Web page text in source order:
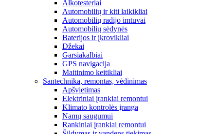
Alkotesteriai
Automobilių ir kiti laikikliai
Automobilių radijo imtuvai
Automobilių sėdynės
Baterijos ir įkrovikliai
Džekai
Garsiakalbiai
GPS navigacija
Maitinimo keitikliai
Santechnika, remontas, vėdinimas
Apšvietimas
Elektriniai įrankiai remontui
Klimato kontrolės įranga
Namų saugumui
Rankiniai įrankiai remontui